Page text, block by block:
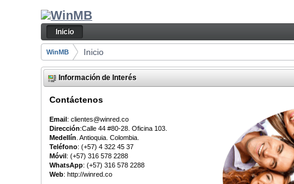
Saltar al contenido
Inicio
Navegación
Inicio
Camino de migas
WinMB Inicio
Información de Interés
Contáctenos
Email: clientes@winred.co
Dirección:Calle 44 #80-28. Oficina 103.
Medellín . Antioquia. Colombia.
Teléfono: (+57) 4 322 45 37
Móvil: (+57) 316 578 2288
WhatsApp: (+57) 316 578 2288
Web: http://winred.co